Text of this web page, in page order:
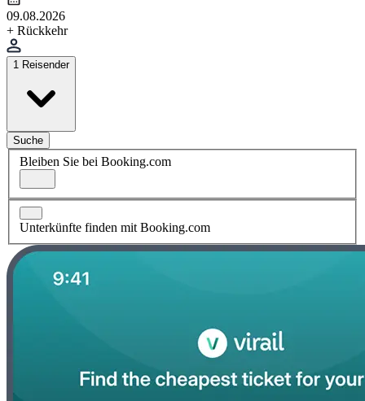
09.08.2026
+ Rückkehr
1 Reisender
Suche
Bleiben Sie bei Booking.com
Unterkünfte finden mit Booking.com